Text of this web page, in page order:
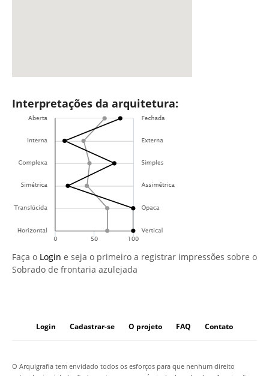
Interpretações da arquitetura:
Faça o Login e seja o primeiro a registrar impressões sobre o
Sobrado de frontaria azulejada
Login Cadastrar-se O projeto FAQ Contato
O Arquigrafia tem envidado todos os esforços para que nenhum direito